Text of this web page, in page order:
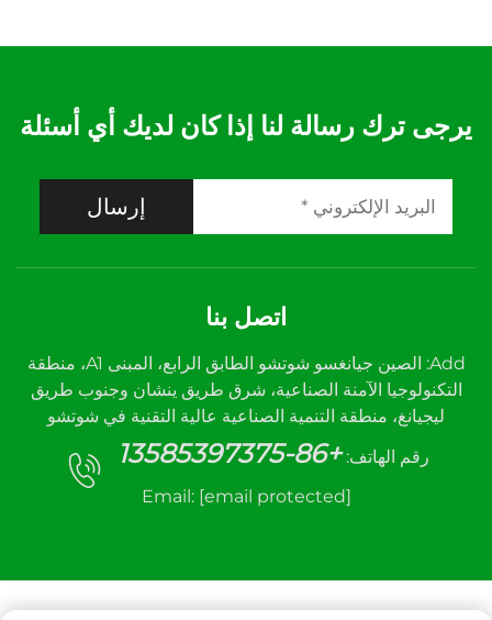
يرجى ترك رسالة لنا إذا كان لديك أي أسئلة
إرسال
اتصل بنا
Add: الصين جيانغسو شوتشو الطابق الرابع، المبنى A1، منطقة
التكنولوجيا الآمنة الصناعية، شرق طريق ينشان وجنوب طريق
ليجيانغ، منطقة التنمية الصناعية عالية التقنية في شوتشو
رقم الهاتف: +86-13585397375
Email: [email protected]